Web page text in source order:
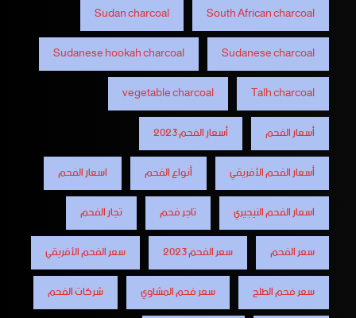
South African charcoal
Sudan charcoal
Sudanese charcoal
Sudanese hookah charcoal
Talh charcoal
vegetable charcoal
أسعار الفحم
أسعار الفحم 2023
أسعار الفحم الأفريقي
أنواع الفحم
اسعار الفحم
اسعار الفحم النيجيري
تاجر فحم
تجار الفحم
سعر الفحم
سعر الفحم 2023
سعر الفحم الأفريقي
سعر فحم الطلح
سعر فحم المشاوي
شركات الفحم